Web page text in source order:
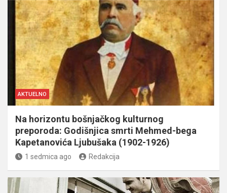
AKTUELNO
Na horizontu bošnjačkog kulturnog
preporoda: Godišnjica smrti Mehmed-bega
Kapetanovića Ljubušaka (1902-1926)
1 sedmica ago Redakcija